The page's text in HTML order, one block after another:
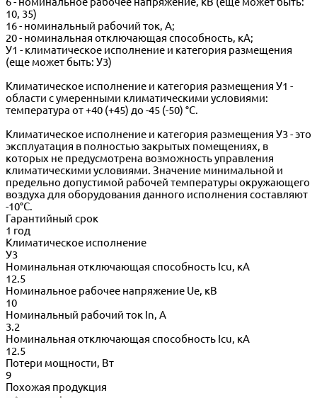
10, 35)
16 - номинальный рабочий ток, А;
20 - номинальная отключающая способность, кА;
У1 - климатическое исполнение и категория размещения
(еще может быть: У3)
Климатическое исполнение и категория размещения У1 -
области с умеренными климатическими условиями:
температура от +40 (+45) до -45 (-50) °С.
Климатическое исполнение и категория размещения У3 - это
эксплуатация в полностью закрытых помещениях, в
которых не предусмотрена возможность управления
климатическими условиями. Значение минимальной и
предельно допустимой рабочей температуры окружающего
воздуха для оборудования данного исполнения составляют
-10°С.
Гарантийный срок
1 год
Климатическое исполнение
У3
Номинальная отключающая способность Icu, кА
12.5
Номинальное рабочее напряжение Ue, кВ
10
Номинальный рабочий ток In, А
3.2
Номинальная отключающая способность Icu, кА
12.5
Потери мощности, Вт
9
Похожая продукция